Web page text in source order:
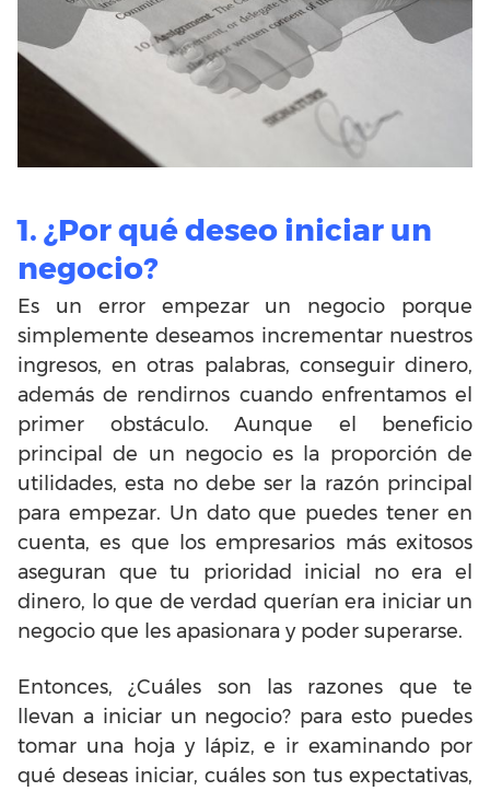
1. ¿Por qué deseo iniciar un
negocio?
Es un error empezar un negocio porque
simplemente deseamos incrementar nuestros
ingresos, en otras palabras, conseguir dinero,
además de rendirnos cuando enfrentamos el
primer obstáculo. Aunque el beneficio
principal de un negocio es la proporción de
utilidades, esta no debe ser la razón principal
para empezar. Un dato que puedes tener en
cuenta, es que los empresarios más exitosos
aseguran que tu prioridad inicial no era el
dinero, lo que de verdad querían era iniciar un
negocio que les apasionara y poder superarse.
Entonces, ¿Cuáles son las razones que te
llevan a iniciar un negocio? para esto puedes
tomar una hoja y lápiz, e ir examinando por
qué deseas iniciar, cuáles son tus expectativas,